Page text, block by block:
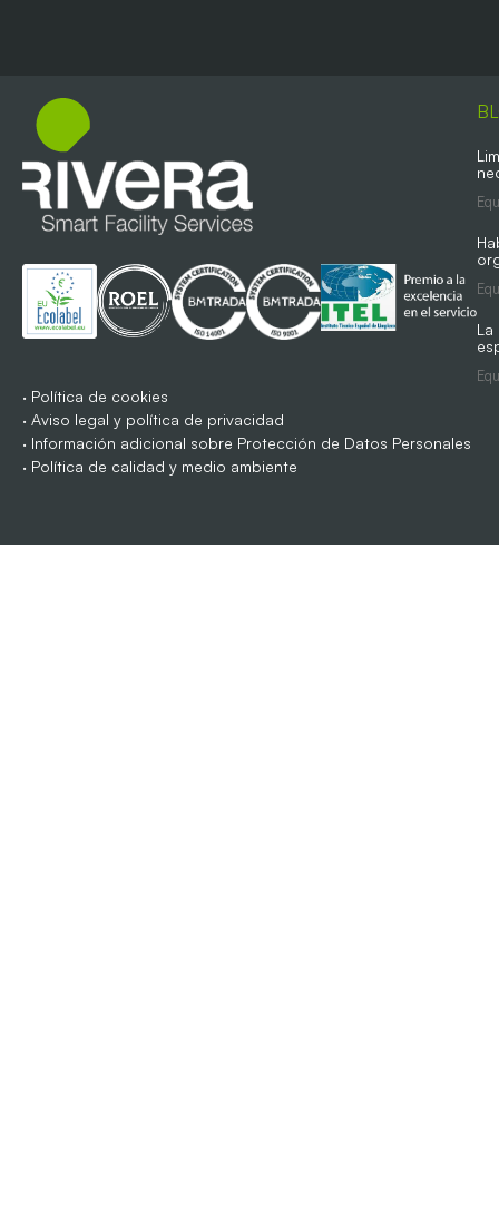
· Política de cookies
· Aviso legal y política de privacidad
· Información adicional sobre Protección de Datos Personales
· Política de calidad y medio ambiente